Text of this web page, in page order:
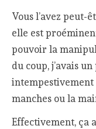
Vous l’avez peut-
elle est
pouvoir la
du coup, j’avais
intempestivement
manches ou la
Effectivement, ça